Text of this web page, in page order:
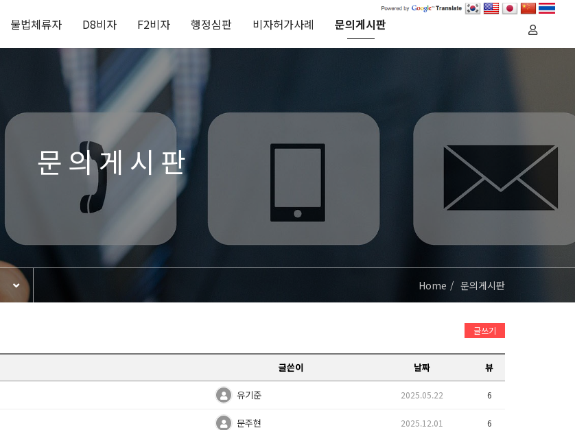
불법체류자 D8비자 F2비자 행정심판 비자허가사례 문의게시판
문의게시판
Home 문의게시판
글쓰기
글쓴이 날짜 뷰
유기준 2025.05.22 6
문주현 2025.12.01 6